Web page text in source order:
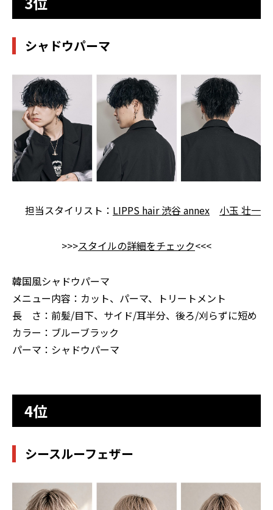
シャドウパーマ
担当スタイリスト： LIPPS hair 渋谷 annex 小玉 壮一
>>>スタイルの詳細をチェック<<<
韓国風シャドウパーマ
メニュー内容：カット、パーマ、トリートメント
長 さ：前髪/目下、サイド/耳半分、後ろ/刈らずに短め
カラー：ブルーブラック
パーマ：シャドウパーマ
4位
シースルーフェザー